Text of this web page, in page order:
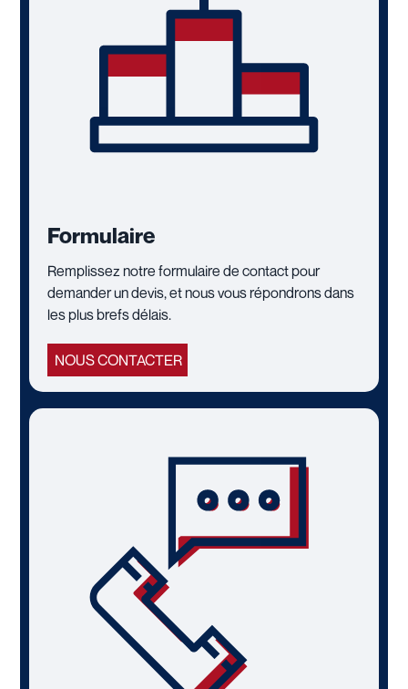
Formulaire
Remplissez notre formulaire de contact pour
demander un devis, et nous vous répondrons dans
les plus brefs délais.
NOUS CONTACTER